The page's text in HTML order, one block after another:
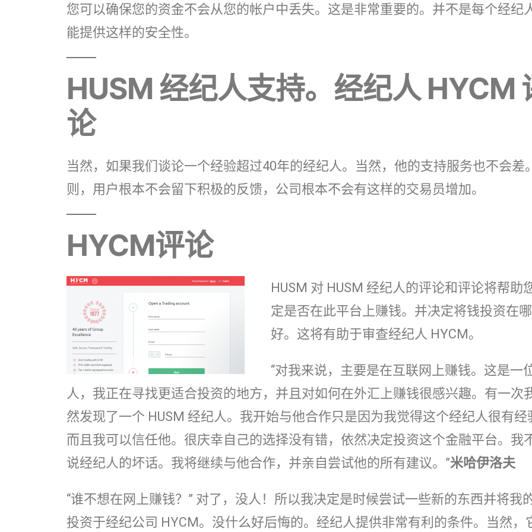
您可以确保您的资金不会从您的帐户中丢失。这是非常重要的。并不是每个经纪
能提供这样的安全性。
HUSM 经纪人支持。经纪人 HYCM
论
当然，如果我们谈论一个经验超过40年的经纪人。当然，他的支持服务也不会差
则，用户根本不会留下积极的反馈，公司根本不会有这样的交易员增加。
HYCM评论
HUSM 对 HUSM 经纪人的评论和评论将帮助
定是否在此平台上赚钱。并决定将钱投资在
好。这将有助于审查经纪人 HYCM。
“对我来说，主要是在互联网上赚钱。这是一
人，我正在寻找更适合投资的地方，并且对如何在外汇上赚钱很感兴趣。有一次
然发现了一个 HUSM 经纪人。我开始与他合作只是因为我觉得这个经纪人很有经
而且我可以信任他。很庆幸自己的选择没有错，依然决定投资这个金融平台。我
说经纪人的坏话。我将继续与他合作，并亲自尝试他的所有建议。”米哈伊洛夫
“谁不想在网上赚钱？” 对了，没人！所以我决定是时候尝试一些新的东西并将我
投资于经纪公司 HYCM。没什么好后悔的。经纪人提供非常有利的条件。当然，